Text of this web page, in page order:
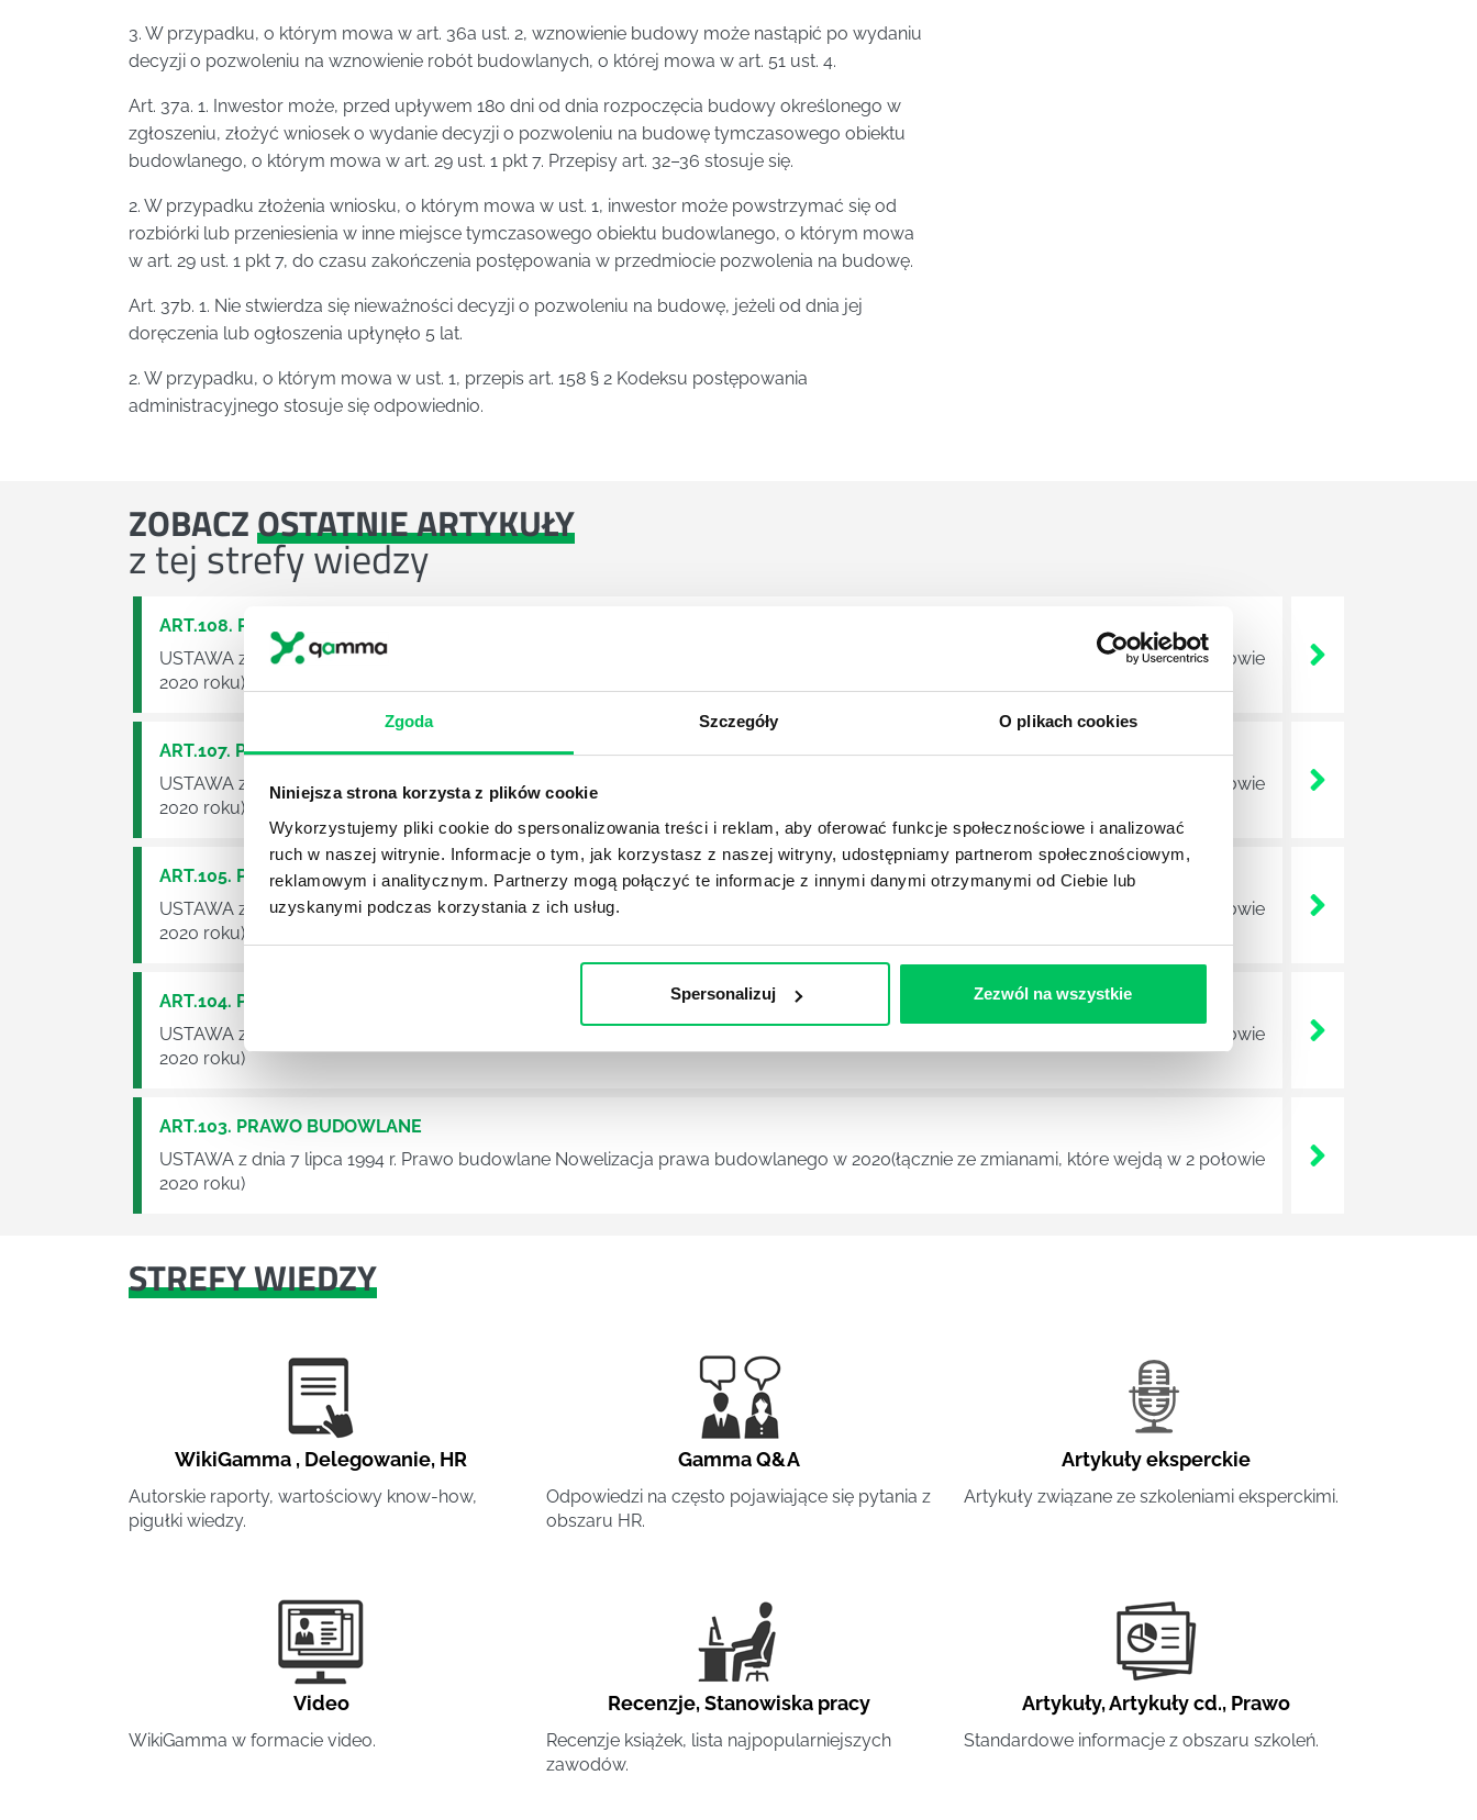
Zgoda Szczegóły O plikach cookies
Niniejsza strona korzysta z plików cookie
Wykorzystujemy pliki cookie do spersonalizowania treści i reklam, aby oferować funkcje społecznościowe i analizować
ruch w naszej witrynie. Informacje o tym, jak korzystasz z naszej witryny, udostępniamy partnerom społecznościowym,
reklamowym i analitycznym. Partnerzy mogą połączyć te informacje z innymi danymi otrzymanymi od Ciebie lub
uzyskanymi podczas korzystania z ich usług.
Spersonalizuj Zezwól na wszystkie
3. W przypadku, o którym mowa w art. 36a ust. 2, wznowienie budowy może nastąpić po wydaniu
decyzji o pozwoleniu na wznowienie robót budowlanych, o której mowa w art. 51 ust. 4.
Art. 37a. 1. Inwestor może, przed upływem 180 dni od dnia rozpoczęcia budowy określonego w
zgłoszeniu, złożyć wniosek o wydanie decyzji o pozwoleniu na budowę tymczasowego obiektu
budowlanego, o którym mowa w art. 29 ust. 1 pkt 7. Przepisy art. 32–36 stosuje się.
2. W przypadku złożenia wniosku, o którym mowa w ust. 1, inwestor może powstrzymać się od
rozbiórki lub przeniesienia w inne miejsce tymczasowego obiektu budowlanego, o którym mowa
w art. 29 ust. 1 pkt 7, do czasu zakończenia postępowania w przedmiocie pozwolenia na budowę.
Art. 37b. 1. Nie stwierdza się nieważności decyzji o pozwoleniu na budowę, jeżeli od dnia jej
doręczenia lub ogłoszenia upłynęło 5 lat.
2. W przypadku, o którym mowa w ust. 1, przepis art. 158 § 2 Kodeksu postępowania
administracyjnego stosuje się odpowiednio.
ZOBACZOSTATNIE ARTYKUŁY
z tej strefy wiedzy
ART.108. PRAWO BUDOWLANE
USTAWA z dnia 7 lipca 1994 r. Prawo budowlane Nowelizacja prawa budowlanego w 2020(łącznie ze zmianami, które wejdą w 2 połowie
2020 roku)
ART.107. PRAWO BUDOWLANE
USTAWA z dnia 7 lipca 1994 r. Prawo budowlane Nowelizacja prawa budowlanego w 2020(łącznie ze zmianami, które wejdą w 2 połowie
2020 roku)
ART.105. PRAWO BUDOWLANE
USTAWA z dnia 7 lipca 1994 r. Prawo budowlane Nowelizacja prawa budowlanego w 2020(łącznie ze zmianami, które wejdą w 2 połowie
2020 roku)
ART.104. PRAWO BUDOWLANE
USTAWA z dnia 7 lipca 1994 r. Prawo budowlane Nowelizacja prawa budowlanego w 2020(łącznie ze zmianami, które wejdą w 2 połowie
2020 roku)
ART.103. PRAWO BUDOWLANE
USTAWA z dnia 7 lipca 1994 r. Prawo budowlane Nowelizacja prawa budowlanego w 2020(łącznie ze zmianami, które wejdą w 2 połowie
2020 roku)
STREFY WIEDZY
WikiGamma , Delegowanie, HR
Autorskie raporty, wartościowy know-how,
pigułki wiedzy.
Gamma Q&A
Odpowiedzi na często pojawiające się pytania z
obszaru HR.
Artykuły eksperckie
Artykuły związane ze szkoleniami eksperckimi.
Video
WikiGamma w formacie video.
Recenzje,Stanowiska pracy
Recenzje książek, lista najpopularniejszych
zawodów.
Artykuły,Artykuły cd., Prawo
Standardowe informacje z obszaru szkoleń.